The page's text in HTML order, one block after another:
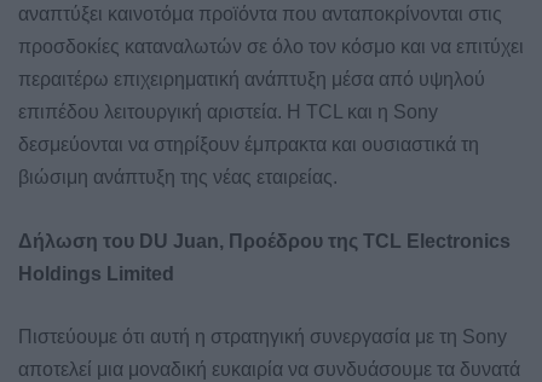
αναπτύξει καινοτόμα προϊόντα που ανταποκρίνονται στις
προσδοκίες καταναλωτών σε όλο τον κόσμο και να επιτύχει
περαιτέρω επιχειρηματική ανάπτυξη μέσα από υψηλού
επιπέδου λειτουργική αριστεία. Η TCL και η Sony
δεσμεύονται να στηρίξουν έμπρακτα και ουσιαστικά τη
βιώσιμη ανάπτυξη της νέας εταιρείας.
Δήλωση του DU Juan, Προέδρου της TCL Electronics
Holdings Limited
Πιστεύουμε ότι αυτή η στρατηγική συνεργασία με τη Sony
αποτελεί μια μοναδική ευκαιρία να συνδυάσουμε τα δυνατά